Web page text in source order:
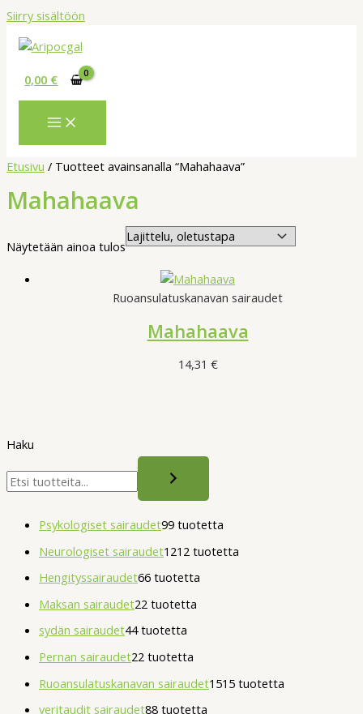
Siirry sisältöön
0,00 €
Haku
Psykologiset sairaudet99 tuotetta
Neurologiset sairaudet1212 tuotetta
Hengityssairaudet66 tuotetta
Maksan sairaudet22 tuotetta
sydän sairaudet44 tuotetta
Pernan sairaudet22 tuotetta
Ruoansulatuskanavan sairaudet1515 tuotetta
veritaudit sairaudet88 tuotetta
Etusivu / Tuotteet avainsanalla “Mahahaava”
Mahahaava
Näytetään ainoa tulos
Ruoansulatuskanavan sairaudet
Mahahaava
14,31 €